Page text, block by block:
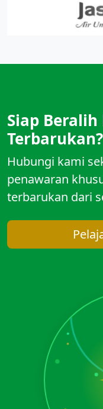
Siap Beralih
Terbarukan?
Hubungi kami
penawaran
terbarukan dari